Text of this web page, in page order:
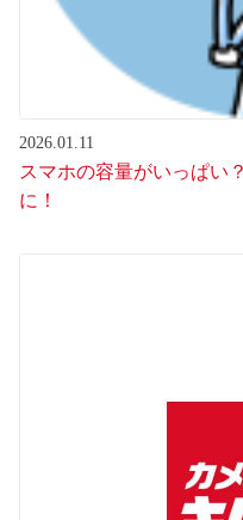
2026.01.11
スマホの容量がいっぱい
に！